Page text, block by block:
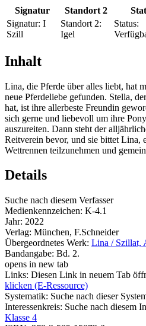
Signatur Standort 2
Signatur: I
Szill
Standort 2:
Igel
Status:
Inhalt
Lina, die Pferde über alles liebt, hat
neue Pferdeliebe gefunden. Stella,
hat, ist ihre allerbeste Freundin
sich gerne und liebevoll um ihre
auszureiten. Dann steht der
Reitverein bevor, und sie bittet Lina,
Wettrennen teilzunehmen und
Details
Suche nach diesem Verfasser
Medienkennzeichen: K-4.1
Jahr: 2022
Verlag: München, F.Schneider
Übergeordnetes Werk: Lina / Szillat,
Bandangabe: Bd. 2.
opens in new tab
Links: Diesen Link in neuem Tab
klicken (E-Ressource)
Systematik: Suche nach dieser
Interessenkreis: Suche nach diesem
Klasse 4